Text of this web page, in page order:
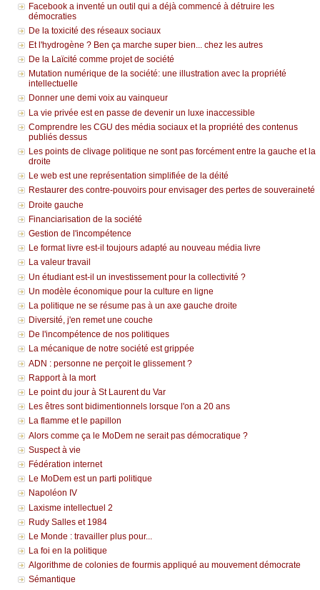
Facebook a inventé un outil qui a déjà commencé à détruire les
démocraties
De la toxicité des réseaux sociaux
Et l'hydrogène ? Ben ça marche super bien... chez les autres
De la Laïcité comme projet de société
Mutation numérique de la société: une illustration avec la propriété
intellectuelle
Donner une demi voix au vainqueur
La vie privée est en passe de devenir un luxe inaccessible
Comprendre les CGU des média sociaux et la propriété des contenus
publiés dessus
Les points de clivage politique ne sont pas forcément entre la gauche et la
droite
Le web est une représentation simplifiée de la déité
Restaurer des contre-pouvoirs pour envisager des pertes de souveraineté
Droite gauche
Financiarisation de la société
Gestion de l'incompétence
Le format livre est-il toujours adapté au nouveau média livre
La valeur travail
Un étudiant est-il un investissement pour la collectivité ?
Un modèle économique pour la culture en ligne
La politique ne se résume pas à un axe gauche droite
Diversité, j'en remet une couche
De l'incompétence de nos politiques
La mécanique de notre société est grippée
ADN : personne ne perçoit le glissement ?
Rapport à la mort
Le point du jour à St Laurent du Var
Les êtres sont bidimentionnels lorsque l'on a 20 ans
La flamme et le papillon
Alors comme ça le MoDem ne serait pas démocratique ?
Suspect à vie
Fédération internet
Le MoDem est un parti politique
Napoléon IV
Laxisme intellectuel 2
Rudy Salles et 1984
Le Monde : travailler plus pour...
La foi en la politique
Algorithme de colonies de fourmis appliqué au mouvement démocrate
Sémantique